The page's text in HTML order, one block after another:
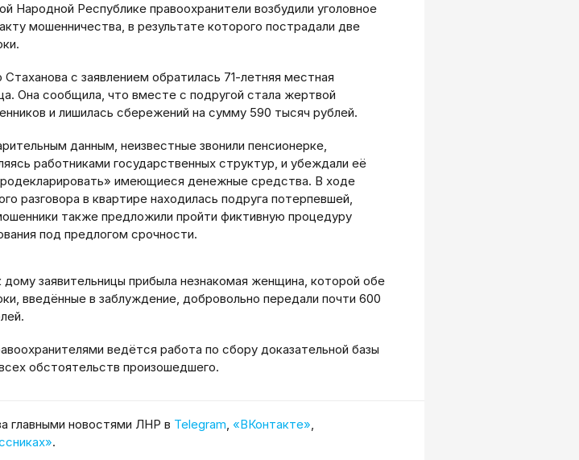
Народной Республике правоохранители возбудили уголовное
мошенничества, в результате которого пострадали две
с заявлением обратилась 71-летняя местная
Она сообщила, что вместе с подругой стала жертвой
и лишилась сбережений на сумму 590 тысяч рублей.
данным, неизвестные звонили пенсионерке,
работниками государственных структур, и убеждали её
имеющиеся денежные средства. В ходе
разговора в квартире находилась подруга потерпевшей,
также предложили пройти фиктивную процедуру
под предлогом срочности.
дому заявительницы прибыла незнакомая женщина, которой обе
введённые в заблуждение, добровольно передали почти 600
ведётся работа по сбору доказательной базы
обстоятельств произошедшего.
главными новостями ЛНР в Telegram, «ВКонтакте»,
.